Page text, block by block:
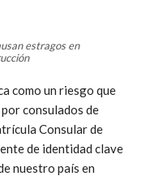
estragos en
como un riesgo que
consulados de
Consular de
de identidad clave
nuestro país en